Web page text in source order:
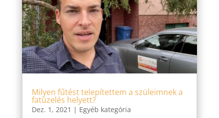
Milyen fűtést telepítettem a szüleimnek a
fatüzelés helyett?
Dez. 1, 2021 | Egyéb kategória